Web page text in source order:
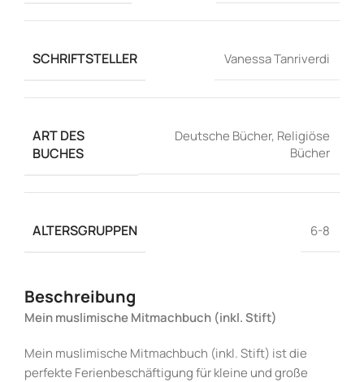
SCHRIFTSTELLER Vanessa Tanriverdi
ART DES
BUCHES
Deutsche Bücher, Religiöse
Bücher
ALTERSGRUPPEN 6-8
Beschreibung
Mein muslimische Mitmachbuch (inkl. Stift)
Mein muslimische Mitmachbuch (inkl. Stift) ist die
perfekte Ferienbeschäftigung für kleine und große